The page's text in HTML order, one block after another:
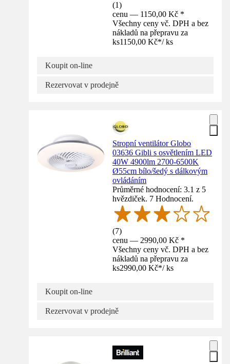
(1)
cenu — 1150,00 Kč *
Všechny ceny vč. DPH a bez
nákladů na přepravu za
ks1150,00 Kč*/ ks
Koupit on-line
Rezervovat v prodejně
Stropní ventilátor Globo
03636 Gibli s osvětlením LED
40W 4900lm 2700-6500K
Ø55cm bílo/šedý s dálkovým
ovládáním
Průměrné hodnocení: 3.1 z 5
hvězdiček. 7 Hodnocení.
(7)
cenu — 2990,00 Kč *
Všechny ceny vč. DPH a bez
nákladů na přepravu za
ks2990,00 Kč*/ ks
Koupit on-line
Rezervovat v prodejně